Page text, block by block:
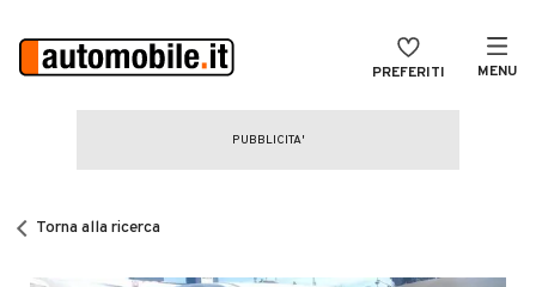
PREFERITI MENU
CERCA
Torna alla ricerca